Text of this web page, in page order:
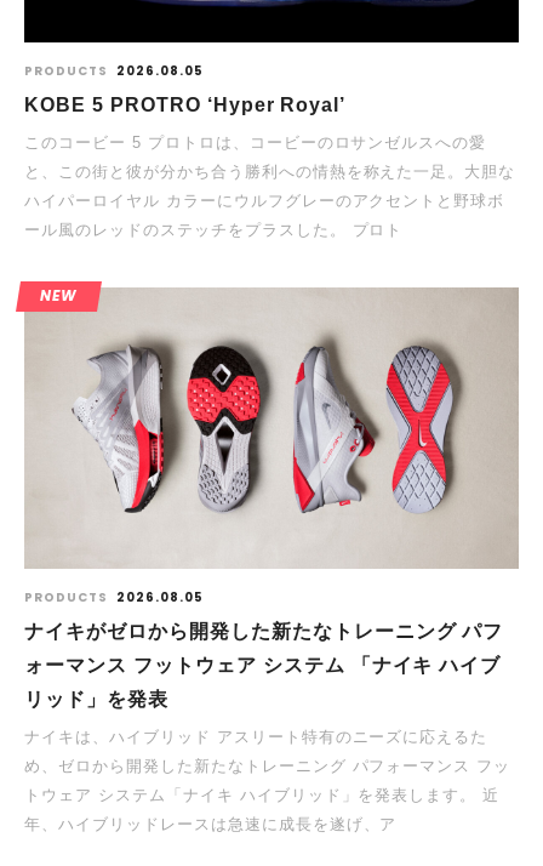
PRODUCTS 2026.08.05
KOBE 5 PROTRO ‘Hyper Royal’
このコービー 5 プロトロは、コービーのロサンゼルスへの愛
と、この街と彼が分かち合う勝利への情熱を称えた一足。大胆な
ハイパーロイヤル カラーにウルフグレーのアクセントと野球ボ
ール風のレッドのステッチをプラスした。 プロト
NEW
PRODUCTS 2026.08.05
ナイキがゼロから開発した新たなトレーニング パフ
ォーマンス フットウェア システム 「ナイキ ハイブ
リッド」を発表
ナイキは、ハイブリッド アスリート特有のニーズに応えるた
め、ゼロから開発した新たなトレーニング パフォーマンス フッ
トウェア システム「ナイキ ハイブリッド」を発表します。 近
年、ハイブリッドレースは急速に成長を遂げ、ア